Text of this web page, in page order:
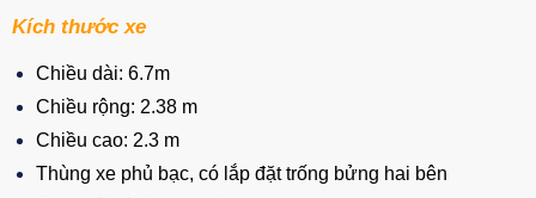
Kích thước xe
Chiều dài: 6.7m
Chiều rộng: 2.38 m
Chiều cao: 2.3 m
Thùng xe phủ bạc, có lắp đặt trống bửng hai bên